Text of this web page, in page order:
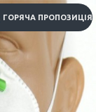
ГОРЯЧА ПРОПОЗИЦІЯ